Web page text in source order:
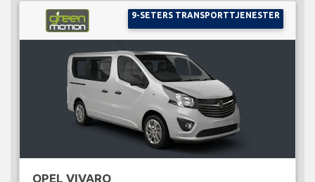
9-SETERS TRANSPORTTJENESTER
OPEL VIVARO